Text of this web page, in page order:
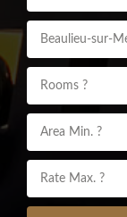
Beaulieu-sur-
Rooms ?